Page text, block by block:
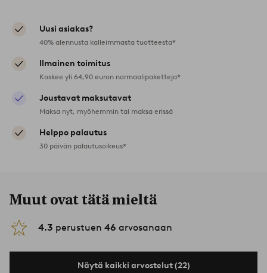
Uusi asiakas?
40% alennusta kalleimmasta tuotteesta*
Ilmainen toimitus
Koskee yli 64,90 euron normaalipaketteja*
Joustavat maksutavat
Maksa nyt, myöhemmin tai maksa erissä
Helppo palautus
30 päivän palautusoikeus*
Muut ovat tätä mieltä
4.3 perustuen 46 arvosanaan
Näytä kaikki arvostelut (22)